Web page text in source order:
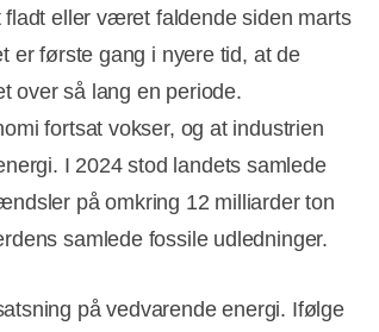
eller været faldende siden marts
er første gang i nyere tid, at de
over så lang en periode.
Annonce
fortsat vokser, og at industrien
I 2024 stod landets samlede
på omkring 12 milliarder ton
samlede fossile udledninger.
på vedvarende energi. Ifølge